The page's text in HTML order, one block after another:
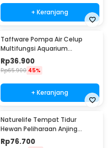
+ Keranjang
Taffware Pompa Air Celup
Multifungsi Aquarium
Submersible Pump 12V - QR30E
Rp36.900
Rp65.900 45%
+ Keranjang
Naturelife Tempat Tidur
Hewan Peliharaan Anjing
Kucing Pet Dog Bed Size L -
Rp76.700